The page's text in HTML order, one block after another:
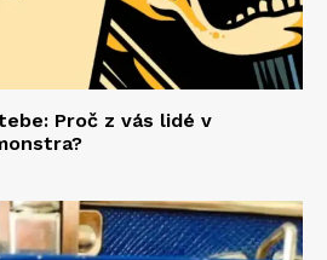
Proč z vás lidé v